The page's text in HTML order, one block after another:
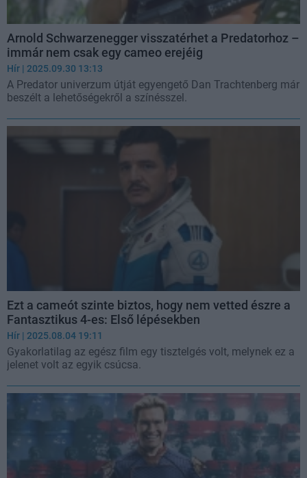
Arnold Schwarzenegger visszatérhet a Predatorhoz –
immár nem csak egy cameo erejéig
Hír | 2025.09.30 13:13
A Predator univerzum útját egyengető Dan Trachtenberg már
beszélt a lehetőségekről a színésszel.
Ezt a cameót szinte biztos, hogy nem vetted észre a
Fantasztikus 4-es: Első lépésekben
Hír | 2025.08.04 19:11
Gyakorlatilag az egész film egy tisztelgés volt, melynek ez a
jelenet volt az egyik csúcsa.